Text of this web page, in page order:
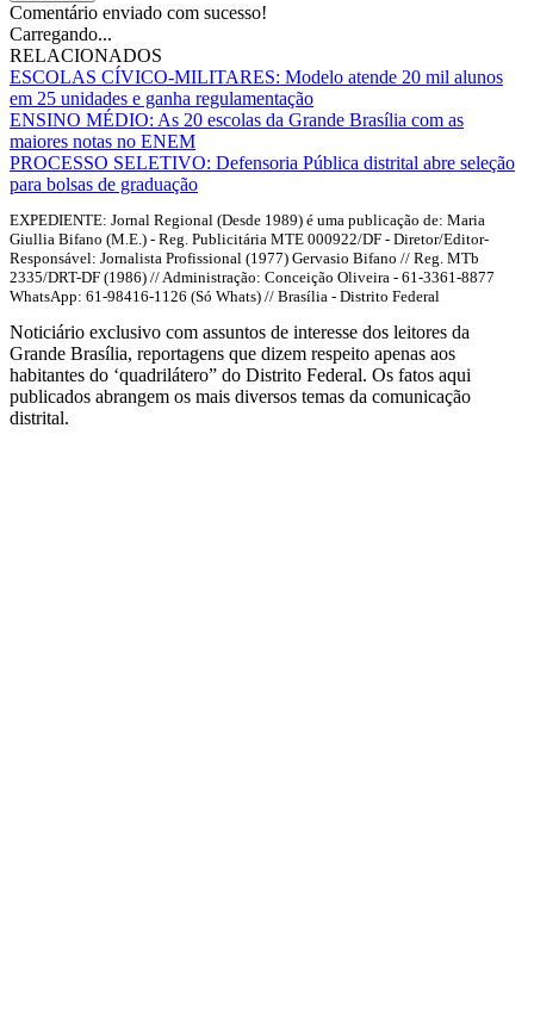
Comentário enviado com sucesso!
Carregando...
RELACIONADOS
ESCOLAS CÍVICO-MILITARES: Modelo atende 20 mil alunos
em 25 unidades e ganha regulamentação
ENSINO MÉDIO: As 20 escolas da Grande Brasília com as
maiores notas no ENEM
PROCESSO SELETIVO: Defensoria Pública distrital abre seleção
para bolsas de graduação
EXPEDIENTE: Jornal Regional (Desde 1989) é uma publicação de: Maria
Giullia Bifano (M.E.) - Reg. Publicitária MTE 000922/DF - Diretor/Editor-
Responsável: Jornalista Profissional (1977) Gervasio Bifano // Reg. MTb
2335/DRT-DF (1986) // Administração: Conceição Oliveira - 61-3361-8877
WhatsApp: 61-98416-1126 (Só Whats) // Brasília - Distrito Federal
Noticiário exclusivo com assuntos de interesse dos leitores da
Grande Brasília, reportagens que dizem respeito apenas aos
habitantes do ‘quadrilátero” do Distrito Federal. Os fatos aqui
publicados abrangem os mais diversos temas da comunicação
distrital.